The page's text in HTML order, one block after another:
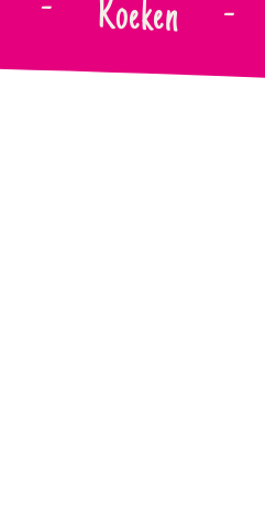
- Koeken -